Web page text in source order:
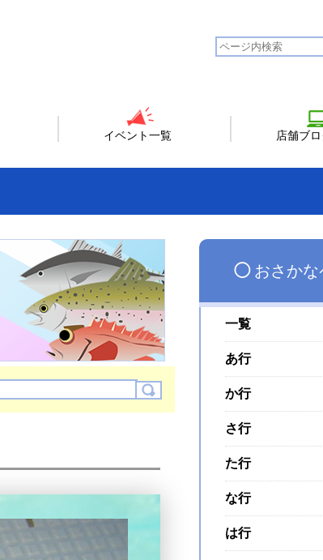
イベント一覧 店舗ブ
◯おさかな
一覧
あ行
か行
さ行
た行
な行
は行